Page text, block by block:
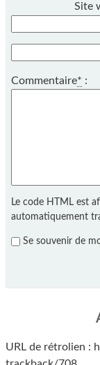
Site
Commentaire* :
Le code HTML est
automatiquement
Se souvenir de
URL de rétrolien :